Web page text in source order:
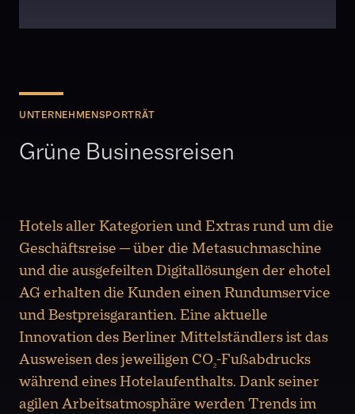
UNTERNEHMENSPORTRÄT
Grüne Businessreisen
Hotels aller Kategorien und Extras rund um die
Geschäftsreise — über die Metasuchmaschine
und die ausgefeilten Digitallösungen der ehotel
AG erhalten die Kunden einen Rundumservice
und Bestpreisgarantien. Eine aktuelle
Innovation des Berliner Mittelständlers ist das
Ausweisen des jeweiligen CO2-Fußabdrucks
während eines Hotelaufenthalts. Dank seiner
agilen Arbeitsatmosphäre werden Trends im